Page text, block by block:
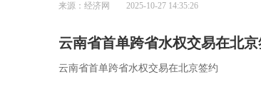
来源：经济网 2025-10-27 14:35:26
云南省首单跨省水权交易在北
云南省首单跨省水权交易在北京签约